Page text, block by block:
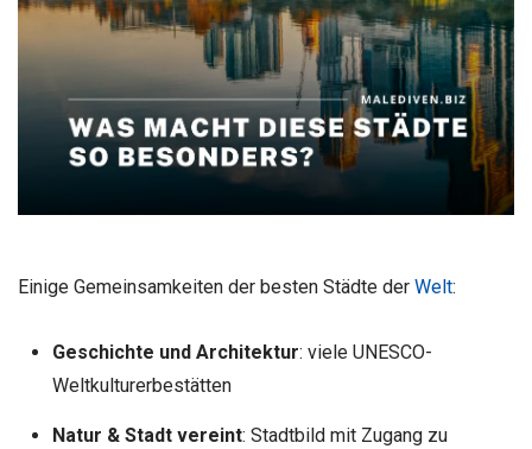
Einige Gemeinsamkeiten der besten Städte der Welt:
Geschichte und Architektur: viele UNESCO-
Weltkulturerbestätten
Natur & Stadt vereint: Stadtbild mit Zugang zu